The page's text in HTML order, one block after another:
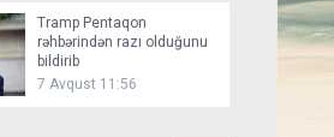
Tramp Pentaqon
rəhbərindən razı olduğunu
bildirib
7 Avqust 11:56